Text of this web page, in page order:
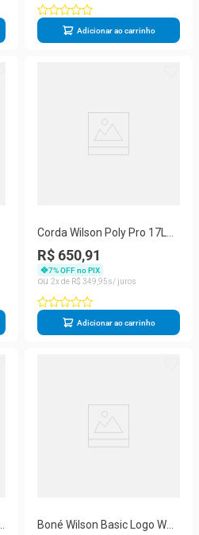
Adicionar ao carrinho
Corda Wilson Poly Pro 17L
1.25mm Prata - Rolo com
200 metros
R$ 650,91
7% OFF no PIX
2
R$ 349 95
Adicionar ao carrinho
Boné Wilson Basic Logo W